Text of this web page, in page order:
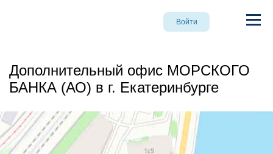
Войти
Дополнительный офис МОРСКОГО
БАНКА (АО) в г. Екатеринбурге